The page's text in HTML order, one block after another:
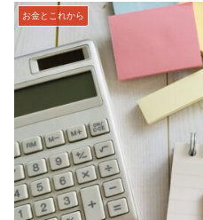
お金とこれから